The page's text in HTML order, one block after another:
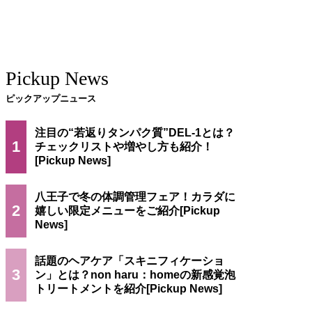
Pickup News
ピックアップニュース
1
注目の“若返りタンパク質”DEL-1とは？
チェックリストや増やし方も紹介！
2
八王子で冬の体調管理フェア！カラダに
嬉しい限定メニューをご紹介
3
話題のヘアケア「スキニフィケーショ
ン」とは？non haru：homeの新感覚泡
トリートメントを紹介